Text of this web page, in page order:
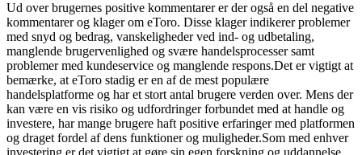
Ud over brugernes positive kommentarer er der også en del negative
kommentarer og klager om eToro. Disse klager indikerer problemer
med snyd og bedrag, vanskeligheder ved ind- og udbetaling,
manglende brugervenlighed og svære handelsprocesser samt
problemer med kundeservice og manglende respons.Det er vigtigt at
bemærke, at eToro stadig er en af ​​de mest populære
handelsplatforme og har et stort antal brugere verden over. Mens der
kan være en vis risiko og udfordringer forbundet med at handle og
investere, har mange brugere haft positive erfaringer med platformen
og draget fordel af dens funktioner og muligheder.Som med enhver